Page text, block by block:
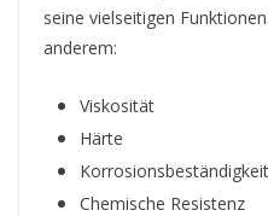
seine vielseitigen
anderem:
Viskosität
Härte
Korrosionsbeständigkeit
Chemische Resistenz